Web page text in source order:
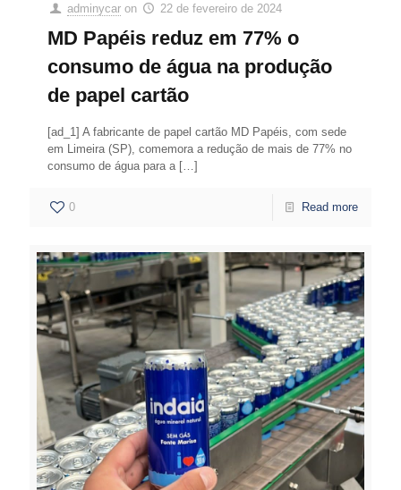
adminycar on 22 de fevereiro de 2024
MD Papéis reduz em 77% o
consumo de água na produção
de papel cartão
[ad_1] A fabricante de papel cartão MD Papéis, com sede
em Limeira (SP), comemora a redução de mais de 77% no
consumo de água para a […]
0 Read more